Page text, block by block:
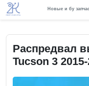
Новые и бу
Распредвал
Tucson 3